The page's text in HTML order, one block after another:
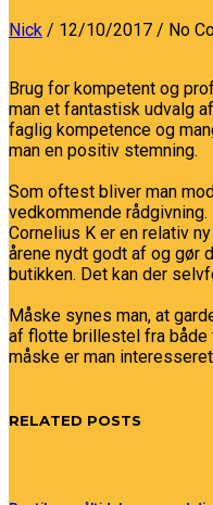
Nick / 12/10/2017 / No
Brug for kompetent og
man et fantastisk udvalg
faglig kompetence og
man en positiv stemning.
Som oftest bliver man
vedkommende
Cornelius K er en relativ
årene nydt godt af og gør
butikken. Det kan der
Måske synes man, at
af flotte brillestel fra både
måske er man
RELATED POSTS